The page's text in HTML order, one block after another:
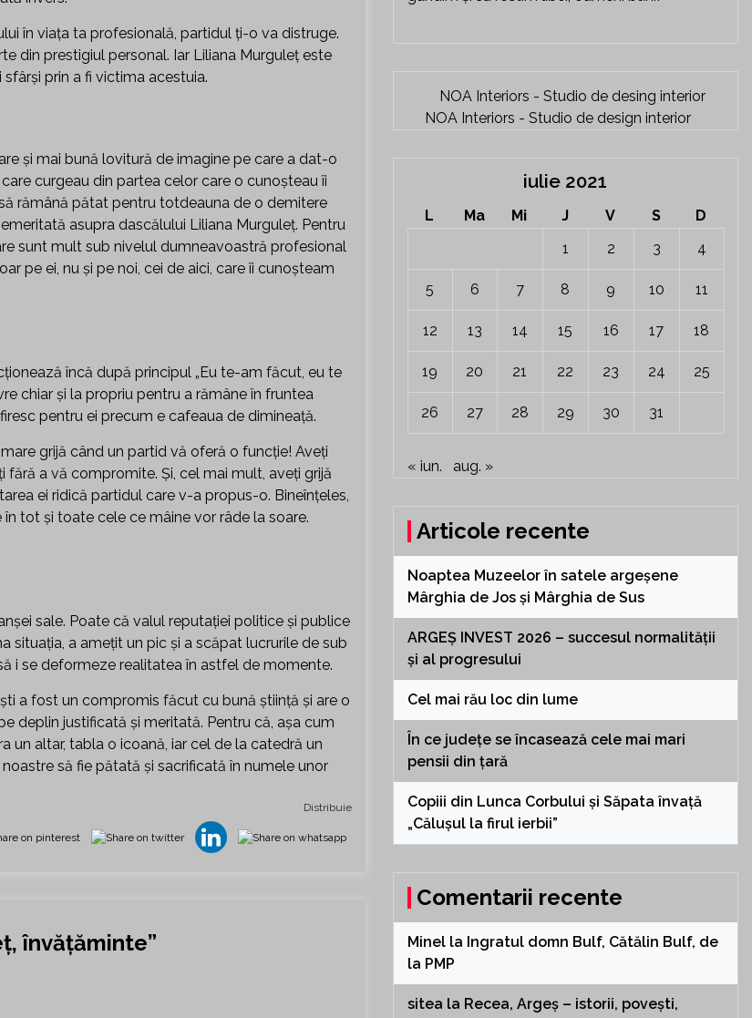
în viața ta profesională, partidul ți-o va distruge.
din prestigiul personal. Iar Liliana Murguleț este
prin a fi victima acestuia.
și mai bună lovitură de imagine pe care a dat-o
curgeau din partea celor care o cunoșteau îi
rămână pătat pentru totdeauna de o demitere
asupra dascălului Liliana Murguleț. Pentru
sunt mult sub nivelul dumneavoastră profesional
pe ei, nu și pe noi, cei de aici, care îi cunoșteam
încă după principul „Eu te-am făcut, eu te
chiar și la propriu pentru a rămâne în fruntea
pentru ei precum e cafeaua de dimineață.
grijă când un partid vă oferă o funcție! Aveți
fără a vă compromite. Și, cel mai mult, aveți grijă
ei ridică partidul care v-a propus-o. Bineînțeles,
tot și toate cele ce mâine vor râde la soare.
sale. Poate că valul reputației politice și publice
situația, a amețit un pic și a scăpat lucrurile de sub
i se deformeze realitatea în astfel de momente.
a fost un compromis făcut cu bună știință și are o
deplin justificată și meritată. Pentru că, așa cum
un altar, tabla o icoană, iar cel de la catedră un
să fie pătată și sacrificată în numele unor
Distribuie
învățăminte”
NOA Interiors - Studio de design interior
iulie 2021
L Ma Mi J V S
D
1
2 3 4
5 6 7 8 9 10 11
12 13 14 15 16 17 18
19 20 21 22 23 24 25
26 27 28 29 30 31
« iun. aug. »
Articole recente
Noaptea Muzeelor în satele argeșene
Mârghia de Jos și Mârghia de Sus
ARGEȘ INVEST 2026 – succesul normalității
și al progresului
Cel mai rău loc din lume
În ce județe se încasează cele mai mari
pensii din țară
Copiii din Lunca Corbului și Săpata învață
„Călușul la firul ierbii”
Comentarii recente
Minella Ingratul domn Bulf, Cătălin Bulf, de
la PMP
sitea la Recea, Argeș – istorii, povești,